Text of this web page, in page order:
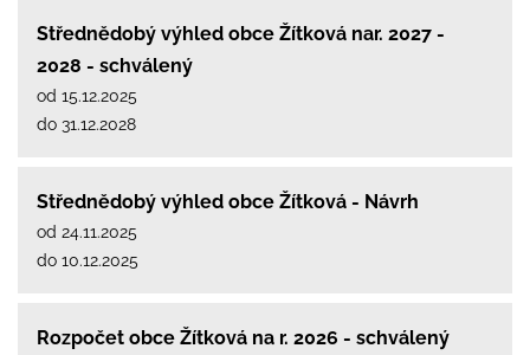
Střednědobý výhled obce Žítková nar. 2027 -
2028 - schválený
od 15.12.2025
do 31.12.2028
Střednědobý výhled obce Žítková - Návrh
od 24.11.2025
do 10.12.2025
Rozpočet obce Žítková na r. 2026 - schválený